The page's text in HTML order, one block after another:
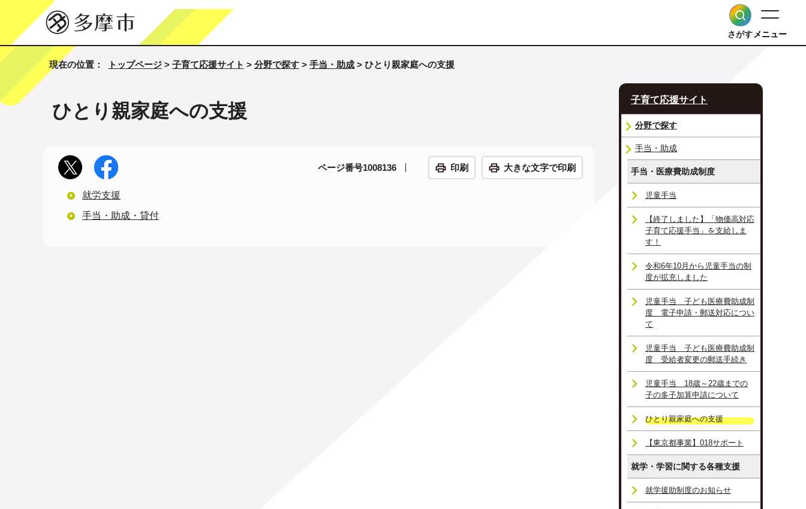
さがすメニュー
現在の位置： トップページ > 子育て応援サイト > 分野で探す > 手当・助成 > ひとり親家庭への支援
ひとり親家庭への支援
ページ番号1008136 印刷 大きな文字で印刷
就労支援
手当・助成・貸付
子育て応援サイト
分野で探す
手当・助成
手当・医療費助成制度
児童手当
【終了しました】「物価高対応
子育て応援手当」を支給しま
す！
令和6年10月から児童手当の制
度が拡充しました
児童手当 子ども医療費助成制
度 電子申請・郵送対応につい
て
児童手当 子ども医療費助成制
度 受給者変更の郵送手続き
児童手当 18歳～22歳までの
子の多子加算申請について
ひとり親家庭への支援
【東京都事業】018サポート
就学・学習に関する各種支援
就学援助制度のお知らせ